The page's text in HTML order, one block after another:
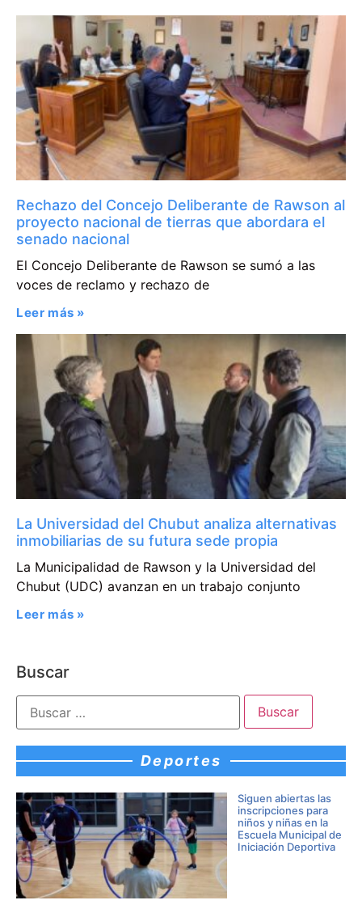
Rechazo del Concejo Deliberante de Rawson al
proyecto nacional de tierras que abordara el
senado nacional
El Concejo Deliberante de Rawson se sumó a las
voces de reclamo y rechazo de
Leer más »
La Universidad del Chubut analiza alternativas
inmobiliarias de su futura sede propia
La Municipalidad de Rawson y la Universidad del
Chubut (UDC) avanzan en un trabajo conjunto
Leer más »
Buscar
Deportes
Siguen abiertas las
inscripciones para
niños y niñas en la
Escuela Municipal de
Iniciación Deportiva